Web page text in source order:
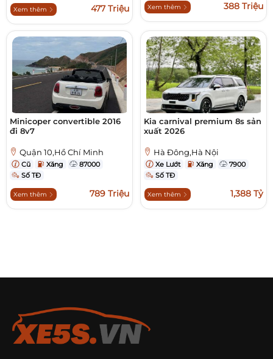
Xem thêm 477 Triệu Xem thêm 388 Triệu
Minicoper convertible 2016
đi 8v7
Quận 10,Hồ Chí Minh
Cũ Xăng
87000
Số TĐ
Xem thêm 789 Triệu
Kia carnival premium 8s sản
xuất 2026
Hà Đông,Hà Nội
Xe Lướt Xăng
7900
Số TĐ
Xem thêm 1,388 Tỷ